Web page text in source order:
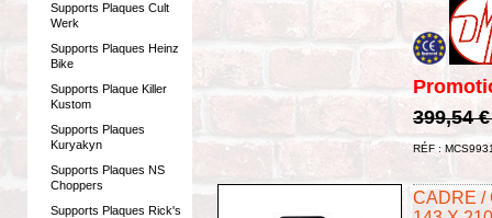
Supports Plaques Cult
Werk
Supports Plaques Heinz
Bike
Supports Plaque Killer
Kustom
Supports Plaques
Kuryakyn
Supports Plaques NS
Choppers
Supports Plaques Rick's
399,54
RÉF :
CADRE /